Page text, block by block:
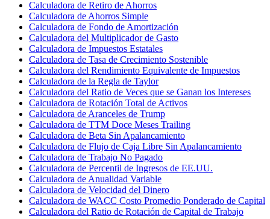
Calculadora de Retiro de Ahorros
Calculadora de Ahorros Simple
Calculadora de Fondo de Amortización
Calculadora del Multiplicador de Gasto
Calculadora de Impuestos Estatales
Calculadora de Tasa de Crecimiento Sostenible
Calculadora del Rendimiento Equivalente de Impuestos
Calculadora de la Regla de Taylor
Calculadora del Ratio de Veces que se Ganan los Intereses
Calculadora de Rotación Total de Activos
Calculadora de Aranceles de Trump
Calculadora de TTM Doce Meses Trailing
Calculadora de Beta Sin Apalancamiento
Calculadora de Flujo de Caja Libre Sin Apalancamiento
Calculadora de Trabajo No Pagado
Calculadora de Percentil de Ingresos de EE.UU.
Calculadora de Anualidad Variable
Calculadora de Velocidad del Dinero
Calculadora de WACC Costo Promedio Ponderado de Capital
Calculadora del Ratio de Rotación de Capital de Trabajo